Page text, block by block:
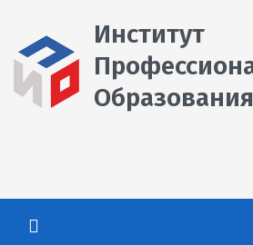
Институт
Образования